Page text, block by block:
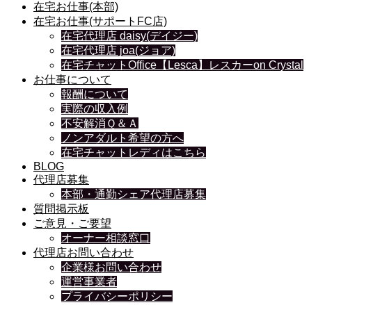
在宅お仕事(本部)
在宅お仕事(サポートFC店)
在宅代理店 daisy(デイジー)
在宅代理店 joa(ジョア)
在宅チャットOffice【Lesca】レスカーon Crystal
お仕事について
報酬について
実際の収入例
不安解消Ｑ＆Ａ
ノンアダルト希望の方へ
在宅チャットレディはこちら
BLOG
代理店募集
本部・通勤シェア代理店募集
質問掲示板
ご意見・ご要望
オーナー相談窓口
代理店お問い合わせ
企業様お問い合わせ
運営事業者
プライバシーポリシー